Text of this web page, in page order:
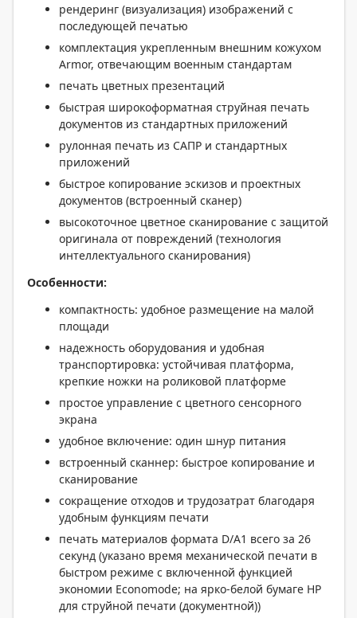
рендеринг (визуализация) изображений с
последующей печатью
комплектация укрепленным внешним кожухом
Armor, отвечающим военным стандартам
печать цветных презентаций
быстрая широкоформатная струйная печать
документов из стандартных приложений
рулонная печать из САПР и стандартных
приложений
быстрое копирование эскизов и проектных
документов (встроенный сканер)
высокоточное цветное сканирование с защитой
оригинала от повреждений (технология
интеллектуального сканирования)
Особенности:
компактность: удобное размещение на малой
площади
надежность оборудования и удобная
транспортировка: устойчивая платформа,
крепкие ножки на роликовой платформе
простое управление с цветного сенсорного
экрана
удобное включение: один шнур питания
встроенный сканнер: быстрое копирование и
сканирование
сокращение отходов и трудозатрат благодаря
удобным функциям печати
печать материалов формата D/A1 всего за 26
секунд (указано время механической печати в
быстром режиме с включенной функцией
экономии Economode; на ярко-белой бумаге HP
для струйной печати (документной))